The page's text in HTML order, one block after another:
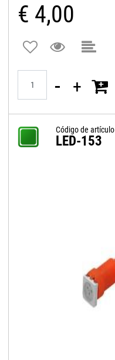
€ 4,00
Código de artículo
LED-153